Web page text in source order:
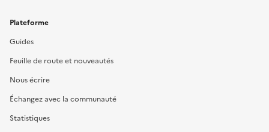
Plateforme
Guides
Feuille de route et nouveautés
Nous écrire
Échangez avec la communauté
Statistiques